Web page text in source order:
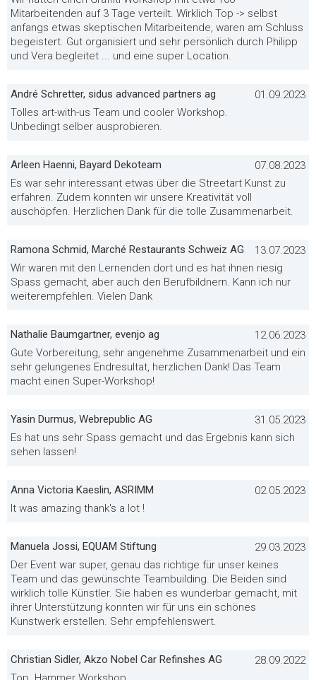
Mitarbeitenden auf 3 Tage verteilt. Wirklich Top -> selbst
anfangs etwas skeptischen Mitarbeitende, waren am Schluss
begeistert. Gut organisiert und sehr persönlich durch Philipp
und Vera begleitet ... und eine super Location.
André Schretter, sidus advanced partners ag
01.09.2023
Tolles art-with-us Team und cooler Workshop.
Unbedingt selber ausprobieren.
Arleen Haenni, Bayard Dekoteam
07.08.2023
Es war sehr interessant etwas über die Streetart Kunst zu
erfahren. Zudem konnten wir unsere Kreativität voll
auschöpfen. Herzlichen Dank für die tolle Zusammenarbeit.
Ramona Schmid, Marché Restaurants Schweiz AG
13.07.2023
Wir waren mit den Lernenden dort und es hat ihnen riesig
Spass gemacht, aber auch den Berufbildnern. Kann ich nur
weiterempfehlen. Vielen Dank
Nathalie Baumgartner, evenjo ag
12.06.2023
Gute Vorbereitung, sehr angenehme Zusammenarbeit und ein
sehr gelungenes Endresultat, herzlichen Dank! Das Team
macht einen Super-Workshop!
Yasin Durmus, Webrepublic AG
31.05.2023
Es hat uns sehr Spass gemacht und das Ergebnis kann sich
sehen lassen!
Anna Victoria Kaeslin, ASRIMM
02.05.2023
It was amazing thank's a lot !
Manuela Jossi, EQUAM Stiftung
29.03.2023
Der Event war super, genau das richtige für unser keines
Team und das gewünschte Teambuilding. Die Beiden sind
wirklich tolle Künstler. Sie haben es wunderbar gemacht, mit
ihrer Unterstützung konnten wir für uns ein schönes
Kunstwerk erstellen. Sehr empfehlenswert.
Christian Sidler, Akzo Nobel Car Refinshes AG
28.09.2022